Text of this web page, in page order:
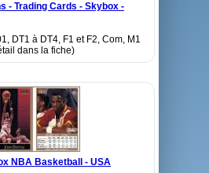
- Trading Cards - Skybox -
DT1 à DT4, F1 et F2, Com, M1
dans la fiche)
NBA Basketball - USA